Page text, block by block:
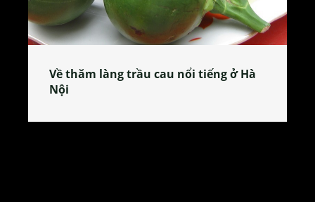
Về thăm làng trầu cau nổi tiếng ở Hà
Nội